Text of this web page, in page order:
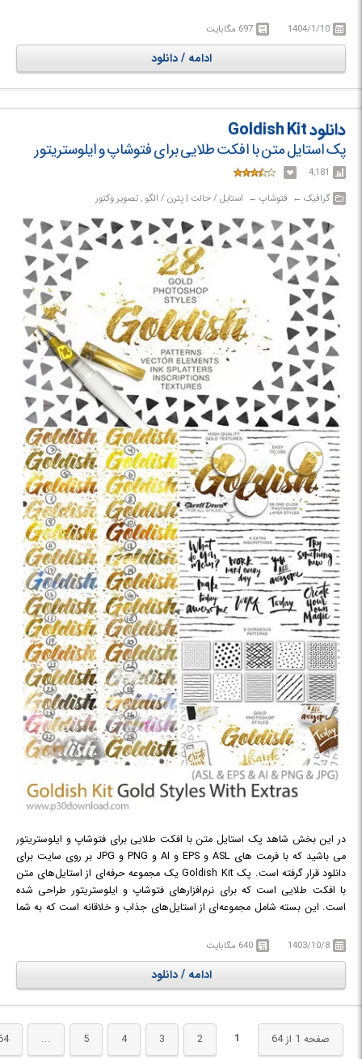
جدیدی را برای ارتقای کیفیت طراحی‌های خود بیابند. اگر به دنبال افزودن
افکت‌های خاص و جذاب به طراحی‌های خود در فتوشاپ هستید، این پک
براش‌ها گزینه‌ای عالی برای شما خواهد بود.
1404/1/10 697 مگابایت
ادامه / دانلود
دانلود Goldish Kit
پک استایل متن با افکت طلایی برای فتوشاپ و ایلوستریتور
4,181
گرافیک‎ ← ‏ فتوشاپ‎ ← ‏ استایل / حالت | پترن / الگو , تصویر وکتور
در این بخش شاهد پک استایل متن با افکت طلایی برای فتوشاپ و ایلوستریتور
می باشید که با فرمت های ASL و EPS و AI و PNG و JPG بر روی سایت برای
دانلود قرار گرفته است. پک Goldish Kit یک مجموعه حرفه‌ای از استایل‌های متن
با افکت طلایی است که برای نرم‌افزارهای فتوشاپ و ایلوستریتور طراحی شده
است. این بسته شامل مجموعه‌ای از استایل‌های جذاب و خلاقانه است که به شما
به شما کمک می‌کند تا در پروژه‌های طراحی خود جلوه‌ای لوکس و حرفه‌ای ایجاد
کنید و به‌راحتی از جلوه‌های طلایی برای افزایش جذابیت طراحی‌های خود
1403/10/8 640 مگابایت
ادامه / دانلود
صفحه 1 از 64 1
2
3
4
5
...